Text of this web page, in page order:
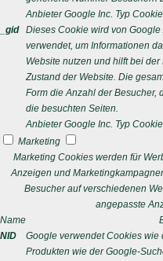
Anbieter Google Inc. Typ Cookie
_gid
Dieses Cookie wird von
verwendet, um Informationen
Website nutzen und hilft bei
Zustand der Website. Die
Form die Anzahl der Besucher,
die besuchten Seiten.
Anbieter Google Inc. Typ Cookie
Marketing
Marketing Cookies werden für
Anzeigen und
Besucher auf verschiedenen
angepasste
Name
NID
Google verwendet Cookies
Produkten wie der Google-